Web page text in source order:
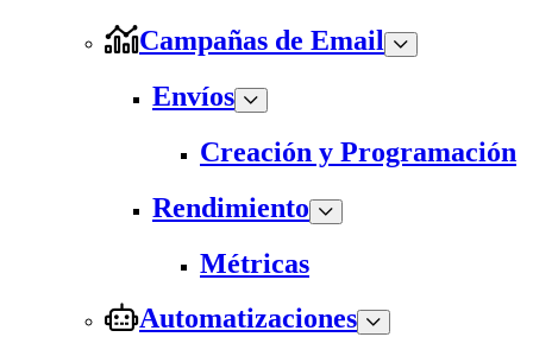
Campañas de Email
Envíos
Creación y Programación
Rendimiento
Métricas
Automatizaciones